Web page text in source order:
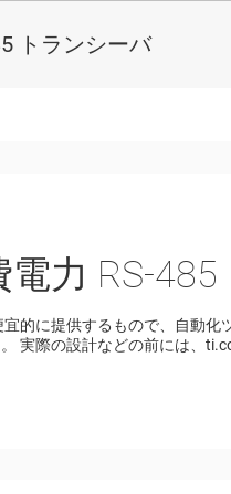
トランシーバ
電力 RS-
的に提供するもので、自動
実際の設計などの前には、